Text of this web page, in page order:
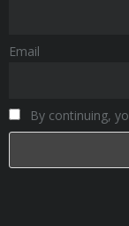
Email
By continuing,